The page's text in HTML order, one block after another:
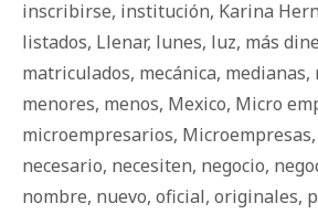
inscribirse, institución, Karina
listados, Llenar, lunes, luz, más
matriculados, mecánica, medianas,
menores, menos, Mexico, Micro
microempresarios, Microempresas,
necesario, necesiten, negocio,
nombre, nuevo, oficial, originales,